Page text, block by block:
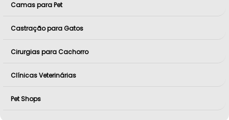
Camas para Pet
Castração para Gatos
Cirurgias para Cachorro
Clínicas Veterinárias
Pet Shops